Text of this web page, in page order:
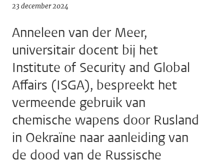
23 december 2024
Anneleen van der Meer,
universitair docent bij het
Institute of Security and Global
Affairs (ISGA), bespreekt het
vermeende gebruik van
chemische wapens door Rusland
in Oekraïne naar aanleiding van
de dood van de Russische